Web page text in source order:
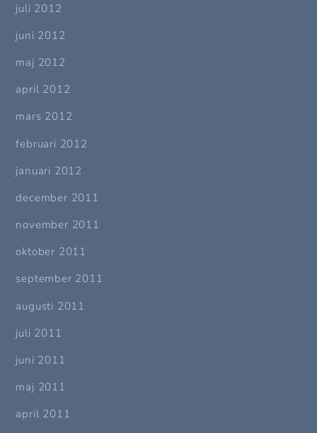
juli 2012
juni 2012
maj 2012
april 2012
mars 2012
februari 2012
januari 2012
december 2011
november 2011
oktober 2011
september 2011
augusti 2011
juli 2011
juni 2011
maj 2011
april 2011